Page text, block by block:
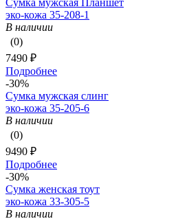
Сумка мужская Планшет
эко-кожа 35-208-1
В наличии
(0)
7490 ₽
Подробнее
-30%
Сумка мужская слинг
эко-кожа 35-205-6
В наличии
(0)
9490 ₽
Подробнее
-30%
Сумка женская тоут
эко-кожа 33-305-5
В наличии